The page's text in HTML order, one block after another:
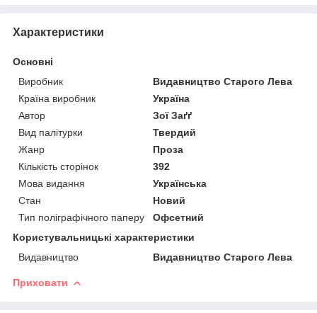
Характеристики
Основні
Виробник
Видавництво Старого Лева
Країна виробник
Україна
Автор
Зої Заґґ
Вид палітурки
Твердий
Жанр
Проза
Кількість сторінок
392
Мова видання
Українська
Стан
Новий
Тип поліграфічного паперу
Офсетний
Користувальницькі характеристики
Видавництво
Видавництво Старого Лева
Приховати